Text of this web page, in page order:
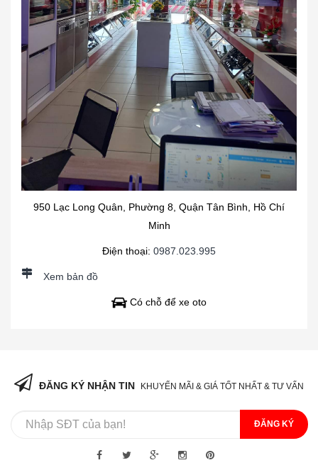
950 Lạc Long Quân, Phường 8, Quận Tân Bình, Hồ Chí
Minh
Điện thoại: 0987.023.995
Xem bản đồ
Có chỗ để xe oto
ĐĂNG KÝ NHẬN TIN KHUYẾN MÃI & GIÁ TỐT NHẤT & TƯ VẤN
ĐĂNG KÝ